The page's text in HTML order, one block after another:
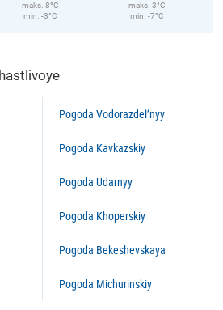
maks. 8°C
min. -3°C
maks. 3°C
min. -7°C
Pogoda Vodorazdel’nyy
Pogoda Kavkazskiy
Pogoda Udarnyy
Pogoda Khoperskiy
Pogoda Bekeshevskaya
Pogoda Michurinskiy